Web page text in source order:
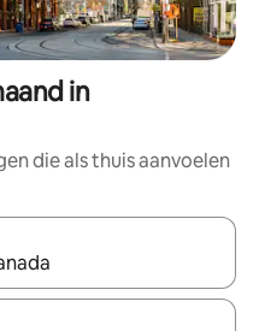
in
die als thuis aanvoelen
zijn, maak je een keuze